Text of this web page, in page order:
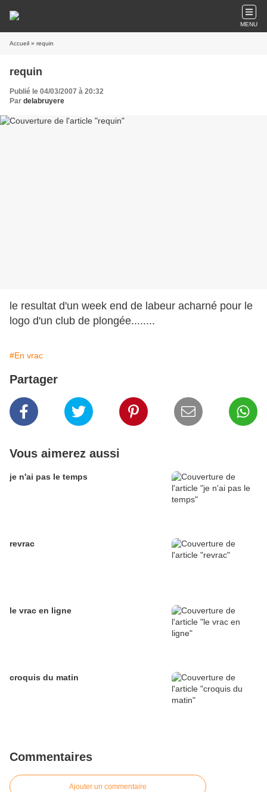
MENU
Accueil » requin
requin
Publié le 04/03/2007 à 20:32
Par delabruyere
le resultat d'un week end de labeur acharné pour le
logo d'un club de plongée........
#En vrac
Partager
Vous aimerez aussi
je n'ai pas le temps
revrac
le vrac en ligne
croquis du matin
Commentaires
Ajouter un commentaire